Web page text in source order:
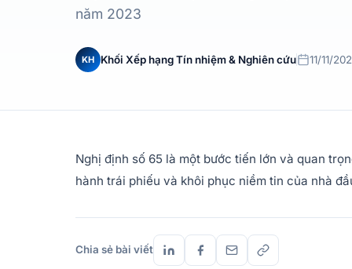
năm 2023
KH Khối Xếp hạng Tín nhiệm & Nghiên cứu 11/11/
Nghị định số 65 là một bước tiến lớn và quan
hành trái phiếu và khôi phục niềm tin của nhà
Chia sẻ bài viết